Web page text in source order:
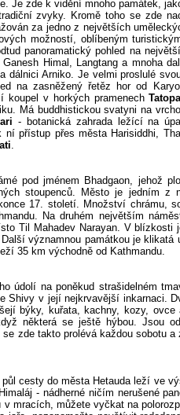
Je zde k vidění mnoho památek,
zvyky. Kromě toho se zde
za jedno z největších
možností, oblíbeným
panoramatický pohled na
Himal, Langtang a mnoha
dálnici Arniko. Je velmi proslulé
na zasněžený řetěz hor od
koupel v horkých pramenech
Má buddhistickou svatyni na
- botanická zahrada ležící na
přístup přes města Harisiddhi,
.
pod jménem Bhadgaon, jehož
stoupenců. Město je jedním z
17. století. Množství chrámu,
Na druhém největším
Til Mahadev Narayan. V
významnou památkou je
35 km východně od Kathmandu.
údolí na poněkud strašidelném
Shivy v její nejkrvavější inkarnaci.
býky, kuřata, kachny, kozy,
některá se ještě hýbou. Jsou
zde takto prolévá každou sobotu
cesty do města Hetauda leží ve
- nádherné ničím nerušené
mracích, můžete vyčkat na